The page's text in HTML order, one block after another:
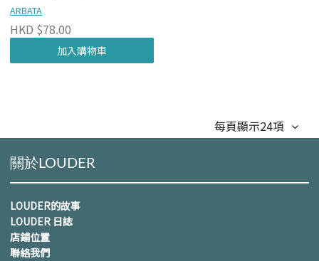
ARBATA
HKD $78.00
加入購物車
每頁顯示24項
關於LOUDER
LOUDER的故事
LOUDER 日誌
店鋪位置
聯絡我們